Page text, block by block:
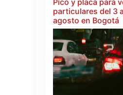
particulares del 3
agosto en Bogotá